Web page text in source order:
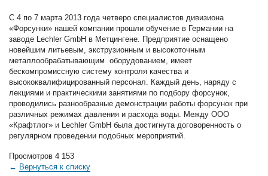
C 4 по 7 марта 2013 года четверо специалистов дивизиона
«Форсунки» нашей компании прошли обучение в Германии на
заводе Lechler GmbH в Метцингене. Предприятие оснащено
новейшим литьевым, экструзионным и высокоточным
металлообрабатывающим оборудованием, имеет
бескомпромиссную систему контроля качества и
высококвалифицированный персонал. Каждый день, наряду с
лекциями и практическими занятиями по подбору форсунок,
проводились разнообразные демонстрации работы форсунок при
различных режимах давления и расхода воды. Между ООО
«Крафтлог» и Lechler GmbH была достигнута договоренность о
регулярном проведении подобных мероприятий.
Просмотров 4 153
← Вернуться к списку